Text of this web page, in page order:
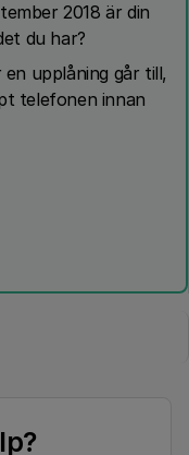
2018 är din
du har?
upplåning går till,
telefonen innan